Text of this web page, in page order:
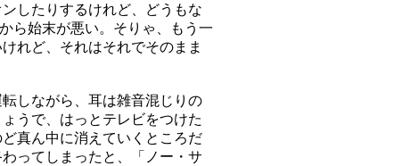
したりするけれど、どうもな
ら始末が悪い。そりゃ、もう一
れど、それはそれでそのまま
しながら、耳は雑音混じりの
うで、はっとテレビをつけた
真ん中に消えていくところだ
ってしまったと、「ノー・サ